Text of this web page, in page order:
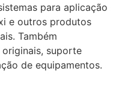
para aplicação
e outros produtos
Também
suporte
de equipamentos.